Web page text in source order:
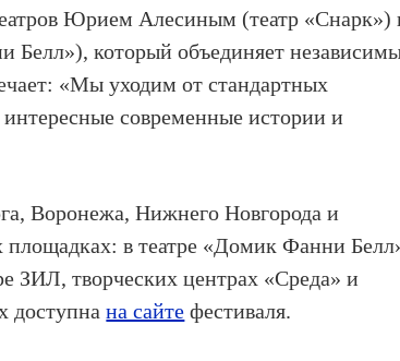
Юрием Алесиным (театр «Снарк»)
который объединяет
«Мы уходим от стандартных
современные истории и
Воронежа, Нижнего Новгорода и
площадках: в театре «Домик Фанни
ЗИЛ, творческих центрах «Среда» и
доступнана сайте фестиваля.